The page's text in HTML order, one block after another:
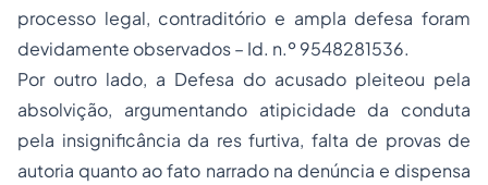
processo legal, contraditório e ampla defesa foram
devidamente observados – Id. n.º 9548281536.
Por outro lado, a Defesa do acusado pleiteou pela
absolvição, argumentando atipicidade da conduta
pela insignificância da res furtiva, falta de provas de
autoria quanto ao fato narrado na denúncia e dispensa